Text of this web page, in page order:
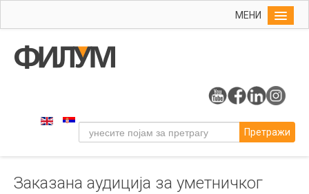
МЕНИ
Упис
Уметност
Музичка уметност
Претражи
Заказана аудиција за уметничког